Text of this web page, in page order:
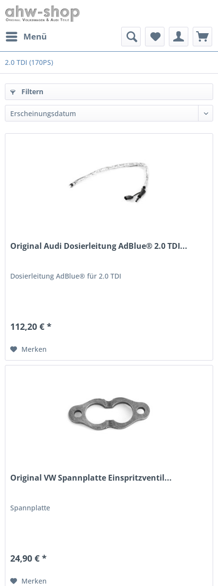
Menü
2.0 TDI (170PS)
Filtern
Original Audi Dosierleitung AdBlue® 2.0 TDI...
Dosierleitung AdBlue® für 2.0 TDI
112,20 € *
Merken
Original VW Spannplatte Einspritzventil...
Spannplatte
24,90 € *
Merken